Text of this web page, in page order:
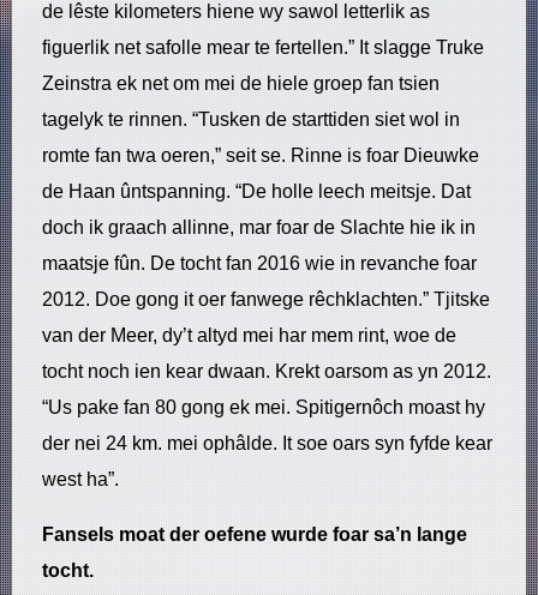
de lêste kilometers hiene wy sawol letterlik as
figuerlik net safolle mear te fertellen.” It slagge Truke
Zeinstra ek net om mei de hiele groep fan tsien
tagelyk te rinnen. “Tusken de starttiden siet wol in
romte fan twa oeren,” seit se. Rinne is foar Dieuwke
de Haan ûntspanning. “De holle leech meitsje. Dat
doch ik graach allinne, mar foar de Slachte hie ik in
maatsje fûn. De tocht fan 2016 wie in revanche foar
2012. Doe gong it oer fanwege rêchklachten.” Tjitske
van der Meer, dy’t altyd mei har mem rint, woe de
tocht noch ien kear dwaan. Krekt oarsom as yn 2012.
“Us pake fan 80 gong ek mei. Spitigernôch moast hy
der nei 24 km. mei ophâlde. It soe oars syn fyfde kear
west ha”.
Fansels moat der oefene wurde foar sa’n lange
tocht.